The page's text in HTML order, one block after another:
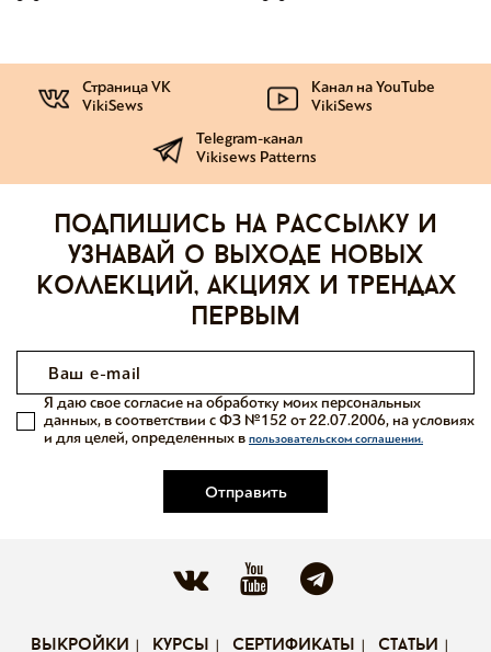
Страница VK
VikiSews
Канал на YouTube
VikiSews
Telegram-канал
Vikisews Patterns
Подпишись на рассылку и
узнавай о выходе новых
коллекций, акциях и трендах
первым
Отправить
Я даю свое согласие на обработку моих персональных
данных, в соответствии с ФЗ №152 от 22.07.2006, на условиях
и для целей, определенных в пользовательском соглашении.
выкройки курсы сертификаты статьи